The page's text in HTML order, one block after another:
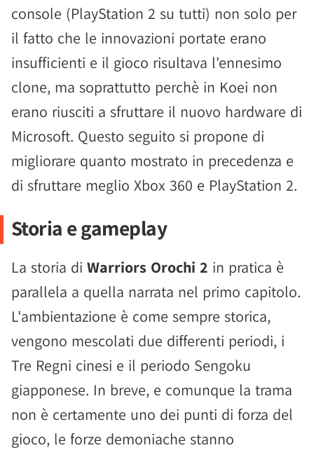
console (PlayStation 2 su tutti) non solo per
il fatto che le innovazioni portate erano
insufficienti e il gioco risultava l'ennesimo
clone, ma soprattutto perchè in Koei non
erano riusciti a sfruttare il nuovo hardware di
Microsoft. Questo seguito si propone di
migliorare quanto mostrato in precedenza e
di sfruttare meglio Xbox 360 e PlayStation 2.
Storia e gameplay
La storia di Warriors Orochi 2 in pratica è
parallela a quella narrata nel primo capitolo.
L'ambientazione è come sempre storica,
vengono mescolati due differenti periodi, i
Tre Regni cinesi e il periodo Sengoku
giapponese. In breve, e comunque la trama
non è certamente uno dei punti di forza del
gioco, le forze demoniache stanno